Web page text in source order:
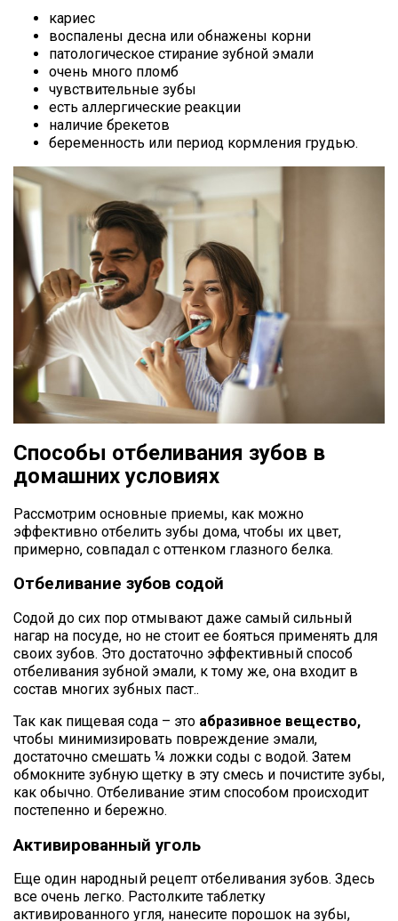
кариес
воспалены десна или обнажены корни
патологическое стирание зубной эмали
очень много пломб
чувствительные зубы
есть аллергические реакции
наличие брекетов
беременность или период кормления грудью.
Способы отбеливания зубов в
домашних условиях
Рассмотрим основные приемы, как можно
эффективно отбелить зубы дома, чтобы их цвет,
примерно, совпадал с оттенком глазного белка.
Отбеливание зубов содой
Содой до сих пор отмывают даже самый сильный
нагар на посуде, но не стоит ее бояться применять для
своих зубов. Это достаточно эффективный способ
отбеливания зубной эмали, к тому же, она входит в
состав многих зубных паст..
Так как пищевая сода – это абразивное вещество,
чтобы минимизировать повреждение эмали,
достаточно смешать ¼ ложки соды с водой. Затем
обмокните зубную щетку в эту смесь и почистите зубы,
как обычно. Отбеливание этим способом происходит
постепенно и бережно.
Активированный уголь
Еще один народный рецепт отбеливания зубов. Здесь
все очень легко. Растолките таблетку
активированного угля, нанесите порошок на зубы,